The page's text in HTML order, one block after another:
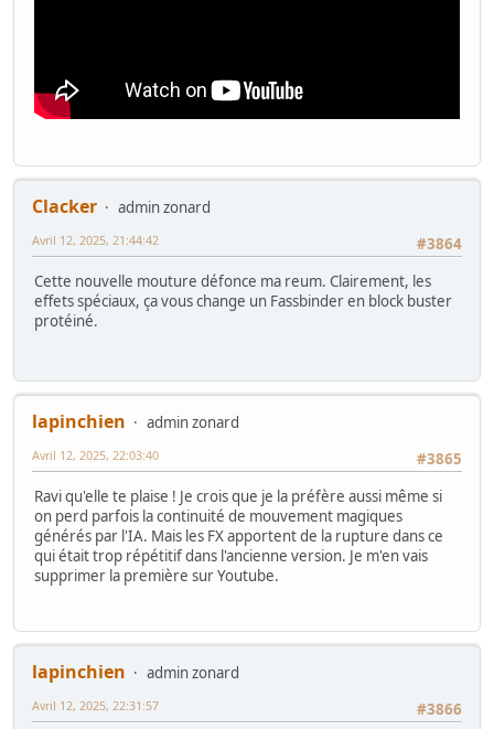
Clacker
admin zonard
#3864
Avril 12, 2025, 21:44:42
Cette nouvelle mouture défonce ma reum. Clairement, les
effets spéciaux, ça vous change un Fassbinder en block buster
protéiné.
lapinchien
admin zonard
#3865
Avril 12, 2025, 22:03:40
Ravi qu'elle te plaise ! Je crois que je la préfère aussi même si
on perd parfois la continuité de mouvement magiques
générés par l'IA. Mais les FX apportent de la rupture dans ce
qui était trop répétitif dans l'ancienne version. Je m'en vais
supprimer la première sur Youtube.
lapinchien
admin zonard
#3866
Avril 12, 2025, 22:31:57